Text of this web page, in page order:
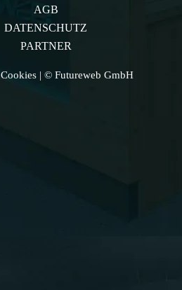
AGB
DATENSCHUTZ
PARTNER
Cookies | © Futureweb GmbH